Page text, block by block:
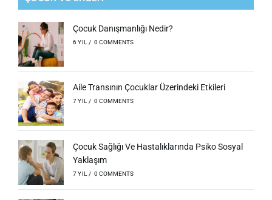
Çocuk Danışmanlığı Nedir?
6 YIL / 0 COMMENTS
Aile Transının Çocuklar Üzerindeki Etkileri
7 YIL / 0 COMMENTS
Çocuk Sağlığı Ve Hastalıklarında Psiko Sosyal
Yaklaşım
7 YIL / 0 COMMENTS